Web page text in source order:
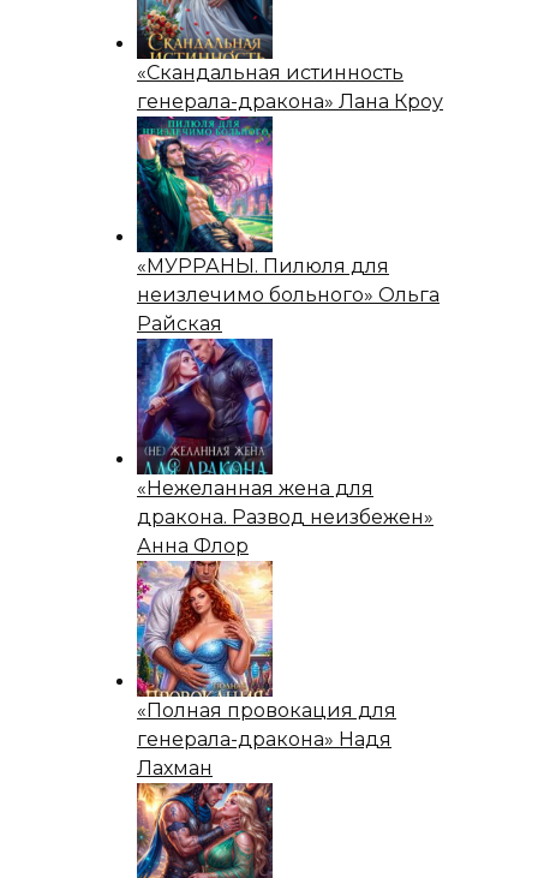
«Скандальная истинность
генерала-дракона» Лана Кроу
«МУРРАНЫ. Пилюля для
неизлечимо больного» Ольга
Райская
«Нежеланная жена для
дракона. Развод неизбежен»
Анна Флор
«Полная провокация для
генерала-дракона» Надя
Лахман